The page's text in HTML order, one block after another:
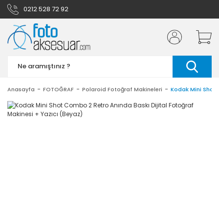
0212 528 72 92
Anasayfa FOTOĞRAF Polaroid Fotoğraf Makineleri Kodak Mini Shot